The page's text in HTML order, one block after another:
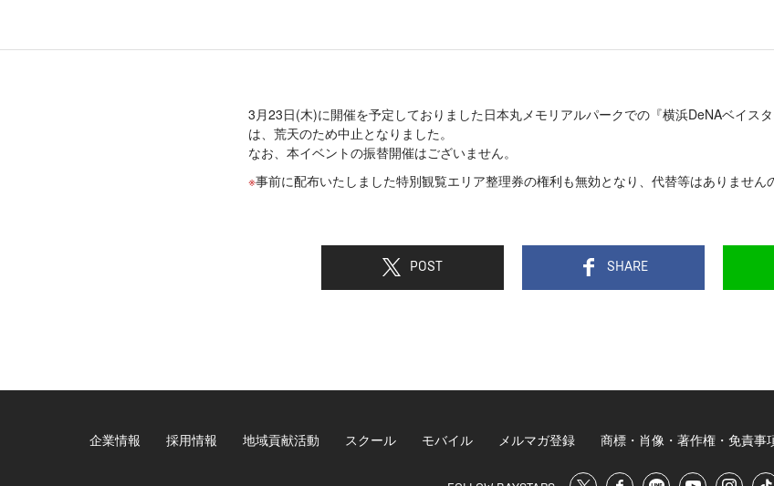
3月23日(木)に開催を予定しておりました日本丸メモリアルパークでの『横浜DeNAベイス
は、荒天のため中止となりました。
なお、本イベントの振替開催はございません。
事前に配布いたしました特別観覧エリア整理券の権利も無効となり、代替等はありません
POST SHARE
企業情報 採用情報 地域貢献活動 スクール モバイル メルマガ登録 商標・肖像・著作権・免責事